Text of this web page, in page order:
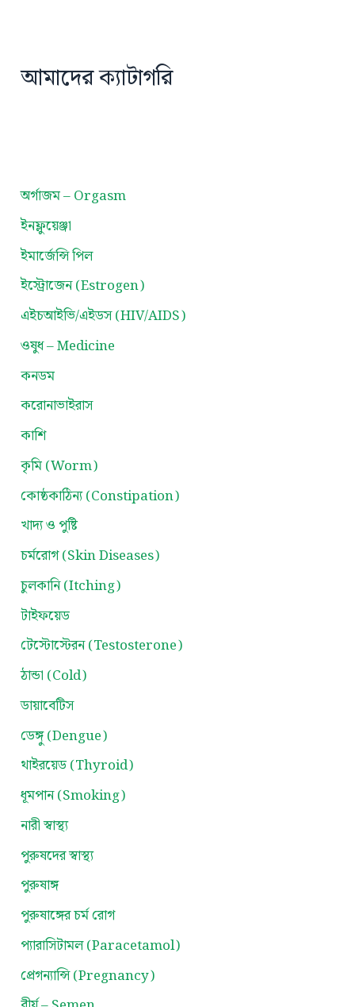
আমাদের ক্যাটাগরি
অর্গাজম – Orgasm
ইনফ্লুয়েঞ্জা
ইমার্জেন্সি পিল
ইস্ট্রোজেন (Estrogen)
এইচআইভি/এইডস (HIV/AIDS)
ওষুধ – Medicine
কনডম
করোনাভাইরাস
কাশি
কৃমি (Worm)
কোষ্ঠকাঠিন্য (Constipation)
খাদ্য ও পুষ্টি
চর্মরোগ (Skin Diseases)
চুলকানি (Itching)
টাইফয়েড
টেস্টোস্টেরন (Testosterone)
ঠান্ডা (Cold)
ডায়াবেটিস
ডেঙ্গু (Dengue)
থাইরয়েড (Thyroid)
ধূমপান (Smoking)
নারী স্বাস্থ্য
পুরুষদের স্বাস্থ্য
পুরুষাঙ্গ
পুরুষাঙ্গের চর্ম রোগ
প্যারাসিটামল (Paracetamol)
প্রেগন্যান্সি (Pregnancy)